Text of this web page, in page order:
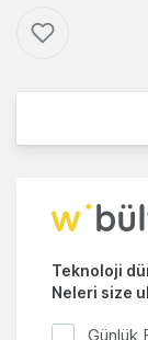
Teknoloji
Neleri size
Günlük